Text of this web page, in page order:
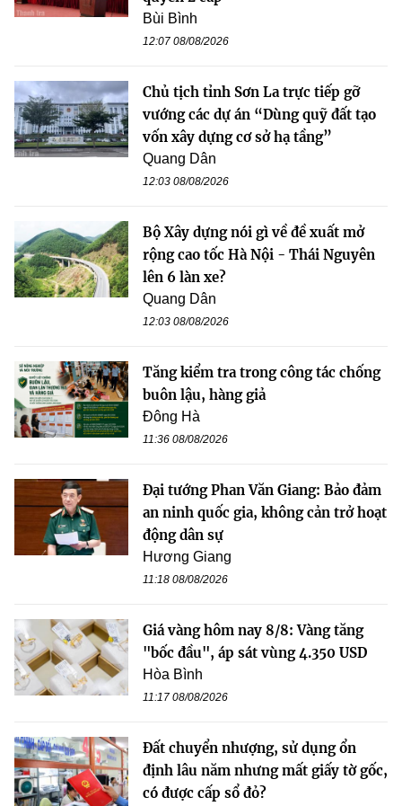
Bùi Bình
12:07 08/08/2026
Chủ tịch tỉnh Sơn La trực tiếp gỡ
vướng các dự án “Dùng quỹ đất tạo
vốn xây dựng cơ sở hạ tầng”
Quang Dân
12:03 08/08/2026
Bộ Xây dựng nói gì về đề xuất mở
rộng cao tốc Hà Nội - Thái Nguyên
lên 6 làn xe?
Quang Dân
12:03 08/08/2026
Tăng kiểm tra trong công tác chống
buôn lậu, hàng giả
Đông Hà
11:36 08/08/2026
Đại tướng Phan Văn Giang: Bảo đảm
an ninh quốc gia, không cản trở hoạt
động dân sự
Hương Giang
11:18 08/08/2026
Giá vàng hôm nay 8/8: Vàng tăng
"bốc đầu", áp sát vùng 4.350 USD
Hòa Bình
11:17 08/08/2026
Đất chuyển nhượng, sử dụng ổn
định lâu năm nhưng mất giấy tờ gốc,
có được cấp sổ đỏ?